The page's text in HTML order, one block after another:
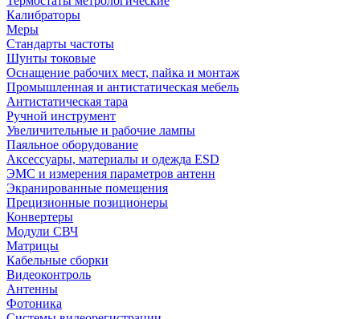
Калибраторы
Меры
Стандарты частоты
Шунты токовые
Оснащение рабочих мест, пайка и монтаж
Промышленная и антистатическая мебель
Антистатическая тара
Ручной инструмент
Увеличительные и рабочие лампы
Паяльное оборудование
Аксессуары, материалы и одежда ESD
ЭМС и измерения параметров антенн
Экранированные помещения
Прецизионные позиционеры
Конвертеры
Модули СВЧ
Матрицы
Кабельные сборки
Видеоконтроль
Антенны
Фотоника